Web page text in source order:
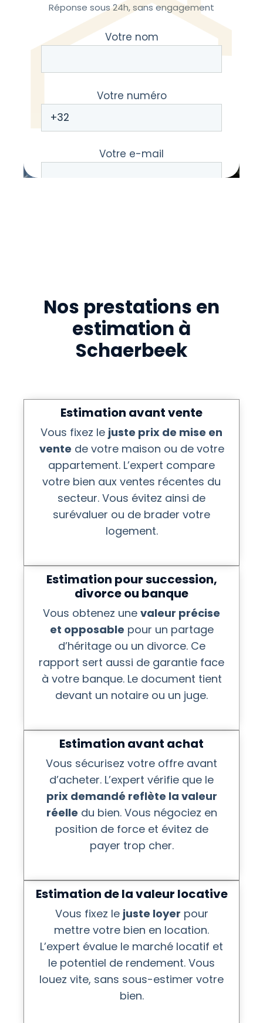
Réponse sous 24h, sans engagement
Votre nom
Votre numéro
Votre e-mail
Nos prestations en
estimation à
Schaerbeek
Estimation avant vente
Vous fixez le juste prix de mise en
vente de votre maison ou de votre
appartement. L’expert compare
votre bien aux ventes récentes du
secteur. Vous évitez ainsi de
surévaluer ou de brader votre
logement.
Estimation pour succession,
divorce ou banque
Vous obtenez une valeur précise
et opposable pour un partage
d’héritage ou un divorce. Ce
rapport sert aussi de garantie face
à votre banque. Le document tient
devant un notaire ou un juge.
Estimation avant achat
Vous sécurisez votre offre avant
d’acheter. L’expert vérifie que le
prix demandé reflète la valeur
réelle du bien. Vous négociez en
position de force et évitez de
payer trop cher.
Estimation de la valeur locative
Vous fixez le juste loyer pour
mettre votre bien en location.
L’expert évalue le marché locatif et
le potentiel de rendement. Vous
louez vite, sans sous-estimer votre
bien.